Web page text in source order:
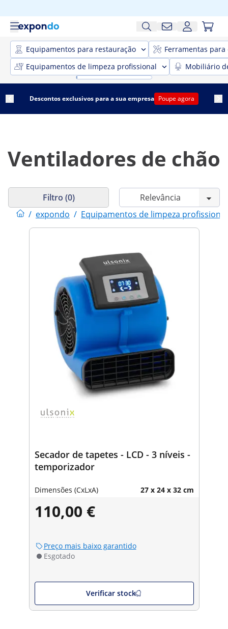
Equipamentos para restauração
Ferramentas para
Equipamentos de limpeza profissional
Mobiliário
Descontos exclusivos para a sua empresa Poupe agora
Ventiladores de chão
/ expondo / Equipamentos de limpeza profissional
Filtro (0)
Secador de tapetes - LCD - 3 níveis -
temporizador
Dimensões (CxLxA) 27 x 24 x 32 cm
110,00 €
Preço mais baixo garantido
Esgotado
Verificar stock